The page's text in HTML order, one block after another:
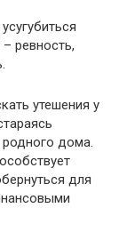
ревность,
утешения у
дома.
для